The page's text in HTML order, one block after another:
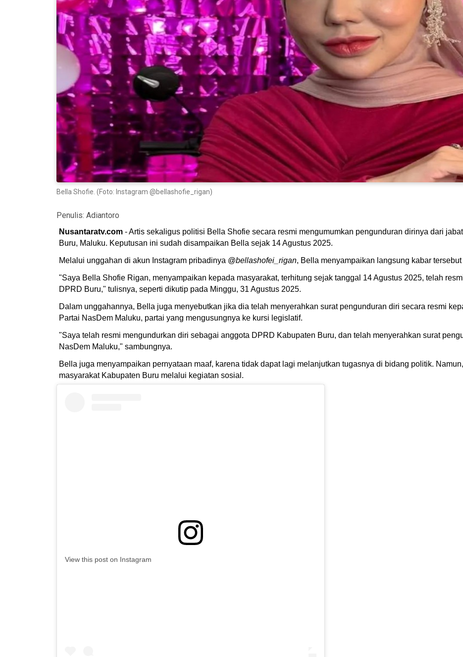
Bella Shofie. (Foto: Instagram @bellashofie_rigan)
Penulis: Adiantoro
Nusantaratv.com - Artis sekaligus politisi Bella Shofie secara resmi mengumumkan pengunduran dirinya dari
Buru, Maluku. Keputusan ini sudah disampaikan Bella sejak 14 Agustus 2025.
Melalui unggahan di akun Instagram pribadinya @bellashofei_rigan, Bella menyampaikan langsung kabar
"Saya Bella Shofie Rigan, menyampaikan kepada masyarakat, terhitung sejak tanggal 14 Agustus 2025, telah
DPRD Buru," tulisnya, seperti dikutip pada Minggu, 31 Agustus 2025.
Dalam unggahannya, Bella juga menyebutkan jika dia telah menyerahkan surat pengunduran diri secara resmi
Partai NasDem Maluku, partai yang mengusungnya ke kursi legislatif.
"Saya telah resmi mengundurkan diri sebagai anggota DPRD Kabupaten Buru, dan telah menyerahkan surat
NasDem Maluku," sambungnya.
Bella juga menyampaikan pernyataan maaf, karena tidak dapat lagi melanjutkan tugasnya di bidang politik.
masyarakat Kabupaten Buru melalui kegiatan sosial.
View this post on Instagram